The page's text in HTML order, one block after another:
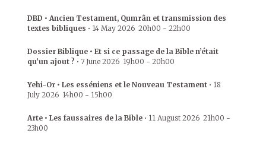
DBD • Ancien Testament, Qumrân et transmission des
textes bibliques • 14 May 2026 20h00 - 22h00
Dossier Biblique • Et si ce passage de la Bible n’était
qu’un ajout ? • 7 June 2026 19h00 - 20h00
Yehi-Or • Les esséniens et le Nouveau Testament • 18
July 2026 14h00 - 15h00
Arte • Les faussaires de la Bible • 11 August 2026 21h00 -
23h00